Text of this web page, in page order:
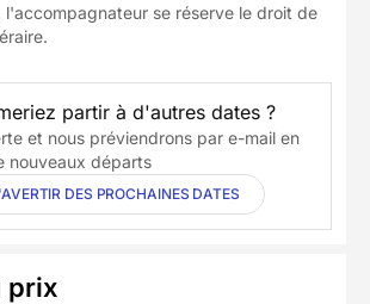
l'accompagnateur se réserve le droit de
partir à d'autres dates ?
et nous préviendrons par e-mail en
nouveaux départs
DES PROCHAINES DATES
prix